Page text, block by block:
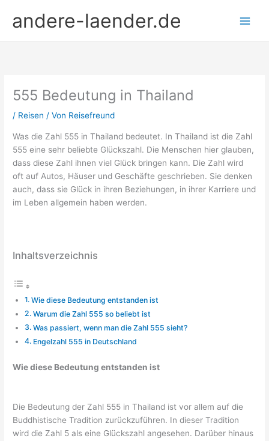
Inhaltandere-laender.de
555 Bedeutung in Thailand
/ Reisen / Von Reisefreund
Was die Zahl 555 in Thailand bedeutet. In Thailand ist die Zahl
555 eine sehr beliebte Glückszahl. Die Menschen hier glauben,
dass diese Zahl ihnen viel Glück bringen kann. Die Zahl wird
oft auf Autos, Häuser und Geschäfte geschrieben. Sie denken
auch, dass sie Glück in ihren Beziehungen, in ihrer Karriere und
im Leben allgemein haben werden.
Inhaltsverzeichnis
Wie diese Bedeutung entstanden ist
Warum die Zahl 555 so beliebt ist
Was passiert, wenn man die Zahl 555 sieht?
Engelzahl 555 in Deutschland
Wie diese Bedeutung entstanden ist
Die Bedeutung der Zahl 555 in Thailand ist vor allem auf die
Buddhistische Tradition zurückzuführen. In dieser Tradition
wird die Zahl 5 als eine Glückszahl angesehen. Darüber hinaus